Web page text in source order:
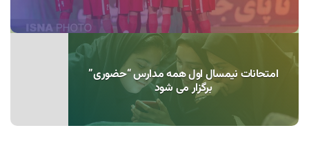
امتحانات نیمسال اول همه مدارس “حضوری”
برگزار می شود